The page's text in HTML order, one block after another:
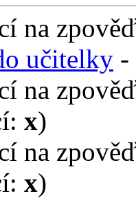
na
učitelky -
na
x)
na
x)